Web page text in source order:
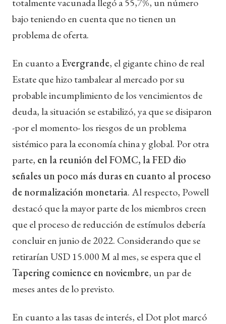
bajo teniendo en cuenta que no tienen un
problema de oferta.
En cuanto aEvergrande, el gigante chino de real
Estate que hizo tambalear al mercado por su
probable incumplimiento de los vencimientos de
deuda, la situación se estabilizó, ya que se disiparon
-por el momento- los riesgos de un problema
sistémico para la economía china y global. Por otra
parte, en la reunión del FOMC, la FED dio
señales un poco más duras en cuanto al proceso
de normalización monetaria. Al respecto, Powell
destacó que la mayor parte de los miembros creen
que el proceso de reducción de estímulos debería
concluir en junio de 2022. Considerando que se
retirarían USD 15.000 M al mes, se espera que el
Tapering comience en noviembre, un par de
meses antes de lo previsto.
En cuanto a las tasas de interés, el Dot plot marcó